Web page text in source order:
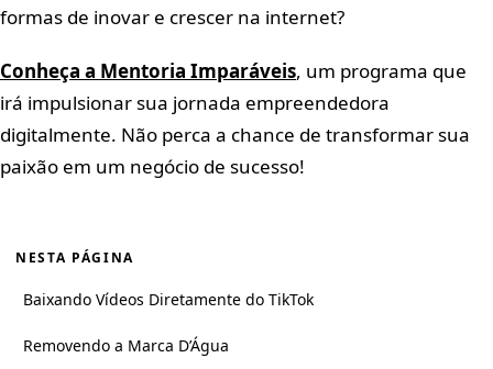
formas de inovar e crescer na internet?
Conheça a Mentoria Imparáveis, um programa que
irá impulsionar sua jornada empreendedora
digitalmente. Não perca a chance de transformar sua
paixão em um negócio de sucesso!
NESTA PÁGINA
Baixando Vídeos Diretamente do TikTok
Removendo a Marca D’Água